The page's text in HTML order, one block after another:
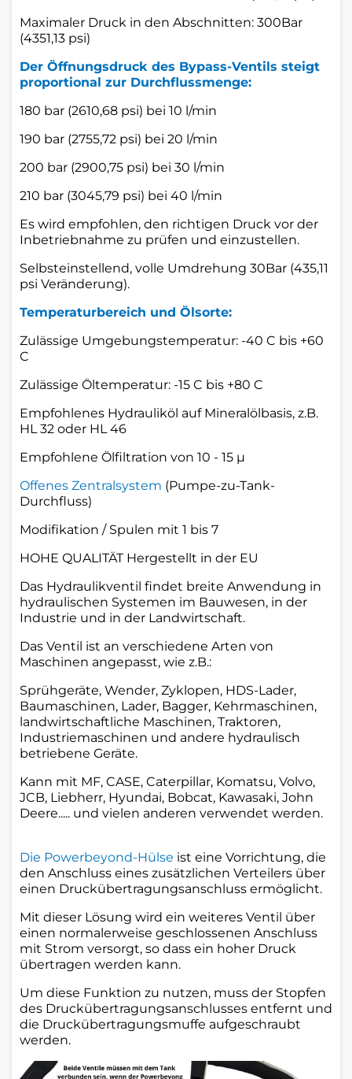
Maximaler Druck in den Abschnitten: 300Bar
(4351,13 psi)
Der Öffnungsdruck des Bypass-Ventils steigt
proportional zur Durchflussmenge:
180 bar (2610,68 psi) bei 10 l/min
190 bar (2755,72 psi) bei 20 l/min
200 bar (2900,75 psi) bei 30 l/min
210 bar (3045,79 psi) bei 40 l/min
Es wird empfohlen, den richtigen Druck vor der
Inbetriebnahme zu prüfen und einzustellen.
Selbsteinstellend, volle Umdrehung 30Bar (435,11
psi Veränderung).
Temperaturbereich und Ölsorte:
Zulässige Umgebungstemperatur: -40 C bis +60
C
Zulässige Öltemperatur: -15 C bis +80 C
Empfohlenes Hydrauliköl auf Mineralölbasis, z.B.
HL 32 oder HL 46
Empfohlene Ölfiltration von 10 - 15 µ
Offenes Zentralsystem (Pumpe-zu-Tank-
Durchfluss)
Modifikation / Spulen mit 1 bis 7
HOHE QUALITÄT Hergestellt in der EU
Das Hydraulikventil findet breite Anwendung in
hydraulischen Systemen im Bauwesen, in der
Industrie und in der Landwirtschaft.
Das Ventil ist an verschiedene Arten von
Maschinen angepasst, wie z.B.:
Sprühgeräte, Wender, Zyklopen, HDS-Lader,
Baumaschinen, Lader, Bagger, Kehrmaschinen,
landwirtschaftliche Maschinen, Traktoren,
Industriemaschinen und andere hydraulisch
betriebene Geräte.
Kann mit MF, CASE, Caterpillar, Komatsu, Volvo,
JCB, Liebherr, Hyundai, Bobcat, Kawasaki, John
Deere..... und vielen anderen verwendet werden.
Die Powerbeyond-Hülse ist eine Vorrichtung, die
den Anschluss eines zusätzlichen Verteilers über
einen Druckübertragungsanschluss ermöglicht.
Mit dieser Lösung wird ein weiteres Ventil über
einen normalerweise geschlossenen Anschluss
mit Strom versorgt, so dass ein hoher Druck
übertragen werden kann.
Um diese Funktion zu nutzen, muss der Stopfen
des Druckübertragungsanschlusses entfernt und
die Druckübertragungsmuffe aufgeschraubt
werden.